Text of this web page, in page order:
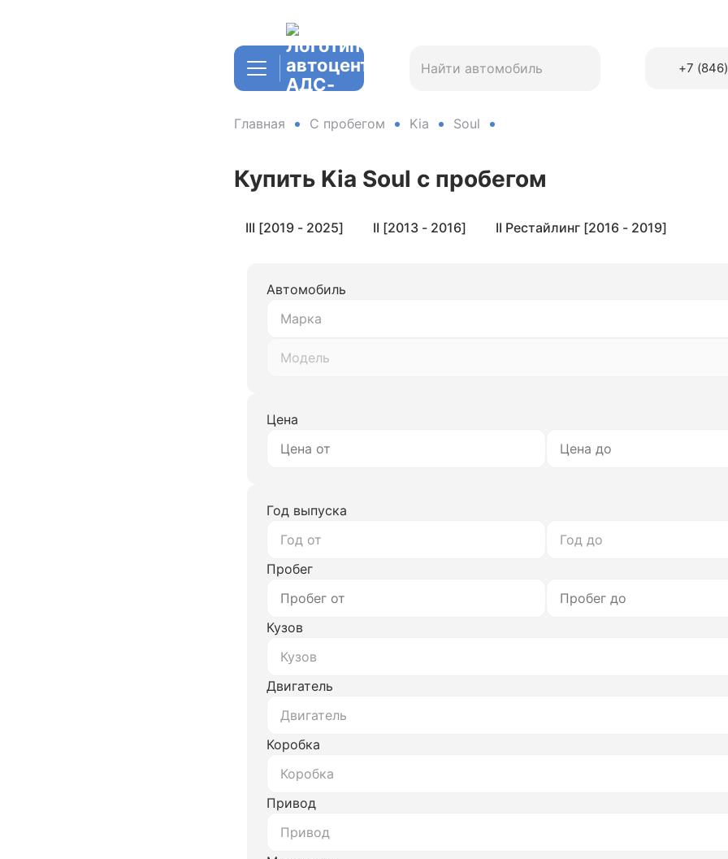
+7
Главная С пробегом Kia Soul
Купить Kia Soul с пробегом
III [2019 - 2025] II [2013 - 2016] II Рестайлинг [2016 - 2019]
Автомобиль
Марка
Модель
Цена
Год выпуска
Год от
Год до
Пробег
Кузов
Кузов
Двигатель
Двигатель
Коробка
Коробка
Привод
Привод